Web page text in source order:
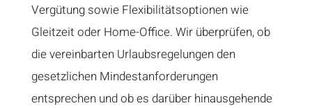
Vergütung sowie Flexibilitätsoptionen wie
Gleitzeit oder Home-Office. Wir überprüfen, ob
die vereinbarten Urlaubsregelungen den
gesetzlichen Mindestanforderungen
entsprechen und ob es darüber hinausgehende